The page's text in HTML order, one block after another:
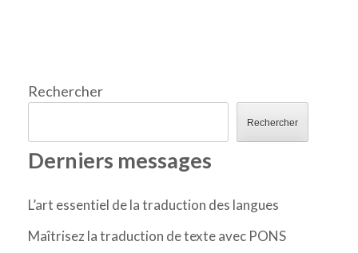
Rechercher
Rechercher
Derniers messages
L’art essentiel de la traduction des langues
Maîtrisez la traduction de texte avec PONS